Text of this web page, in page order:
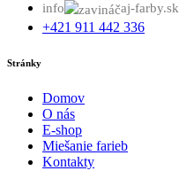
info aj-farby.sk
+421 911 442 336
Stránky
Domov
O nás
E-shop
Miešanie farieb
Kontakty